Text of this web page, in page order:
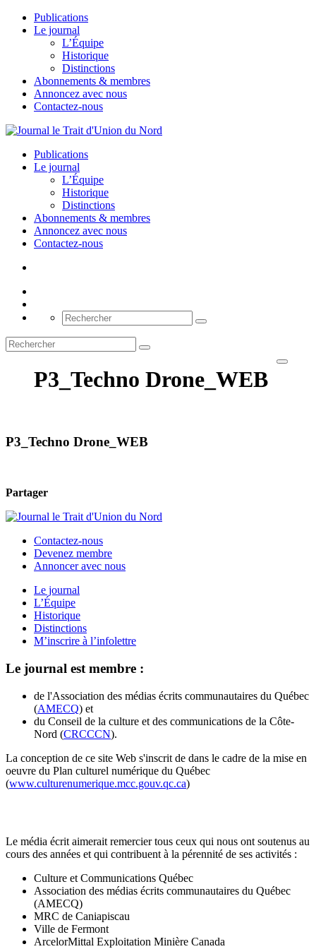
Publications
Le journal
L’Équipe
Historique
Distinctions
Abonnements & membres
Annoncez avec nous
Contactez-nous
Publications
Le journal
L’Équipe
Historique
Distinctions
Abonnements & membres
Annoncez avec nous
Contactez-nous
P3_Techno Drone_WEB
P3_Techno Drone_WEB
Partager
Contactez-nous
Devenez membre
Annoncer avec nous
Le journal
L’Équipe
Historique
Distinctions
M’inscrire à l’infolettre
Le journal est membre :
de l'Association des médias écrits communautaires du Québec
(AMECQ) et
du Conseil de la culture et des communications de la Côte-
Nord (CRCCCN).
La conception de ce site Web s'inscrit de dans le cadre de la mise en
oeuvre du Plan culturel numérique du Québec
(www.culturenumerique.mcc.gouv.qc.ca)
Le média écrit aimerait remercier tous ceux qui nous ont soutenus au
cours des années et qui contribuent à la pérennité de ses activités :
Culture et Communications Québec
Association des médias écrits communautaires du Québec
(AMECQ)
MRC de Caniapiscau
Ville de Fermont
ArcelorMittal Exploitation Minière Canada